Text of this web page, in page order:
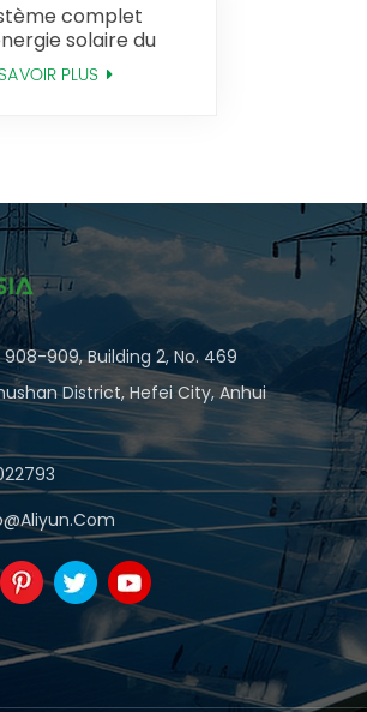
complet
solaire du
solaire
20KW
PLUS
909, Building 2, No. 469
District, Hefei City, Anhui